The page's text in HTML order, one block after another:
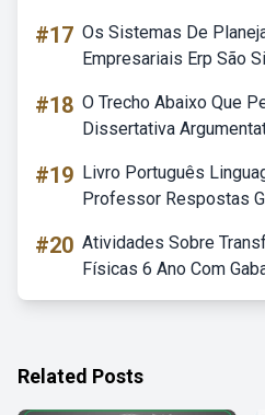
#17 Os Sistemas De
Empresariais Erp São
#18 O Trecho Abaixo Que
Dissertativa
#19 Livro Português
Professor Respostas
#20 Atividades Sobre
Físicas 6 Ano Com
Related Posts